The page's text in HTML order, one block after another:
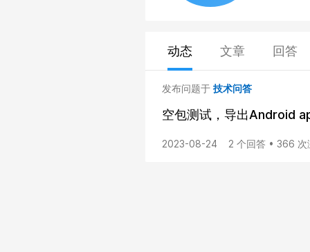
动态 文章 回答
发布问题于 技术问答
空包测试，导出Android
2023-08-24 2 个回答 • 366 次